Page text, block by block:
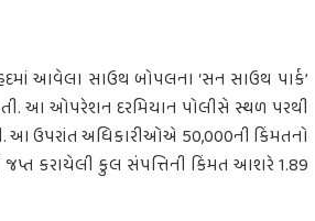
આવેલા સાઉથ બોપલના ‘સન સાઉથ પાર્ક’
હતી. આ ઓપરેશન દરમિયાન પોલીસે સ્થળ પરથી
આ ઉપરાંત અધિકારીઓએ 50,000ની કિંમતનો
કરાયેલી કુલ સંપત્તિની કિંમત આશરે 1.89